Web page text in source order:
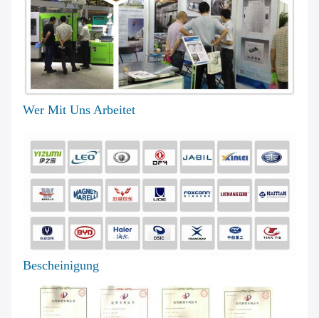
Wer Mit Uns Arbeitet
Bescheinigung